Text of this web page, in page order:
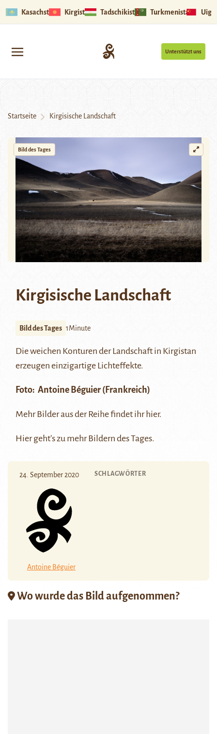
Kasachstan Kirgistan Tadschikistan Turkmenistan
Unterstützt uns
Startseite Kirgisische Landschaft
Bild des Tages
Kirgisische Landschaft
Bild des Tages 1Minute
Die weichen Konturen der Landschaft in Kirgistan
erzeugen einzigartige Lichteffekte.
Foto: Antoine Béguier (Frankreich)
Mehr Bilder aus der Reihe findet ihrhier.
Hiergeht’s zu mehr Bildern des Tages.
24. September 2020
Antoine Béguier
SCHLAGWÖRTER
Wo wurde das Bild aufgenommen?